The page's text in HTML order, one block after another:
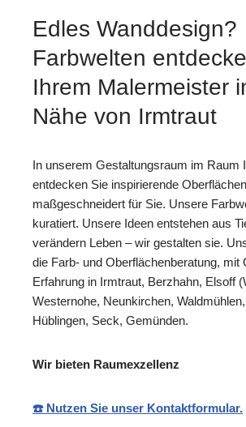
Edles Wanddesign?
Farbwelten
Ihrem Malermeister
Nähe von Irmtraut
In unserem Gestaltungsraum im Raum
entdecken Sie inspirierende
maßgeschneidert für Sie. Unsere
kuratiert. Unsere Ideen entstehen aus
verändern Leben – wir gestalten sie.
die Farb- und Oberflächenberatung, mit
Erfahrung in Irmtraut, Berzhahn, Elsoff
Westernohe, Neunkirchen,
Hüblingen, Seck, Gemünden.
Wir bieten Raumexzellenz
☎️ Nutzen Sie unser Kontaktformular.